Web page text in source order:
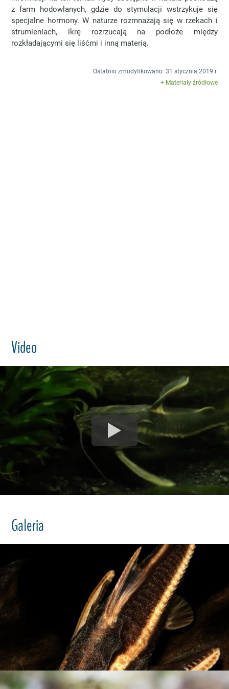
z farm hodowlanych, gdzie do stymulacji wstrzykuje się
specjalne hormony. W naturze rozmnażają się w rzekach i
strumieniach, ikrę rozrzucają na podłoże między
rozkładającymi się liśćmi i inną materią.
Ostatnio zmodyfikowano: 31 stycznia 2019 r.
+ Materiały źródłowe
Video
Galeria